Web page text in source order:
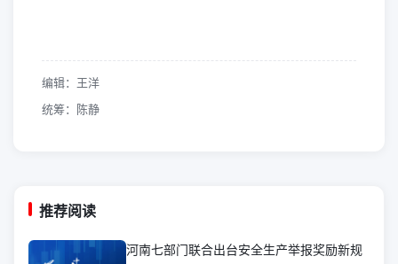
编辑：王洋
统筹：陈静
推荐阅读
河南七部门联合出台安全生产举报奖励新规